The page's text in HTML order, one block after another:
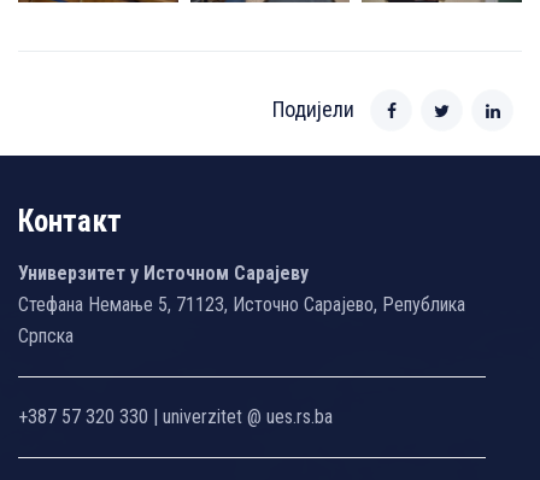
Подијели
Контакт
Универзитет у Источном Сарајеву
Стефана Немање 5, 71123, Источно Сарајево, Република
Српска
+387 57 320 330 | univerzitet @ ues.rs.ba